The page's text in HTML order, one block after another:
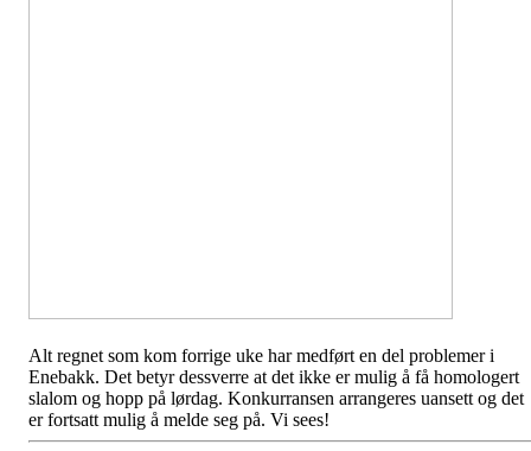
Alt regnet som kom forrige uke har medført en del problemer i
Enebakk. Det betyr dessverre at det ikke er mulig å få homologert
slalom og hopp på lørdag. Konkurransen arrangeres uansett og det
er fortsatt mulig å melde seg på. Vi sees!